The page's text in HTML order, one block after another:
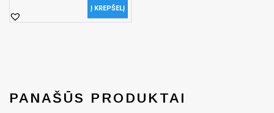
Į KREPŠELĮ
PANAŠŪS PRODUKTAI